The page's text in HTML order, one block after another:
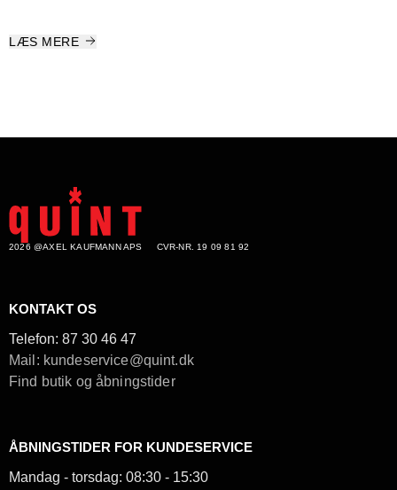
LÆS MERE
2026 @AXEL KAUFMANN APS CVR-NR. 19 09 81 92
KONTAKT OS
Telefon: 87 30 46 47
Mail: kundeservice@quint.dk
Find butik og åbningstider
ÅBNINGSTIDER FOR KUNDESERVICE
Mandag - torsdag: 08:30 - 15:30